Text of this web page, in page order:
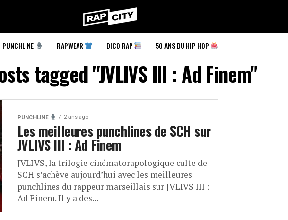
RapCity
PUNCHLINE RAPWEAR DICO RAP 50 ANS DU HIP HOP
tagged "JVLIVS III : Ad Finem"
PUNCHLINE 2 ans ago
Les meilleures punchlines de SCH sur
JVLIVS III : Ad Finem
JVLIVS, la trilogie cinématorapologique culte de
SCH s’achève aujourd’hui avec les meilleures
punchlines du rappeur marseillais sur JVLIVS III :
Ad Finem. Il y a des...